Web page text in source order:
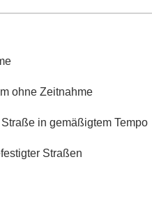
ohne Zeitnahme
in gemäßigtem Tempo
Straßen